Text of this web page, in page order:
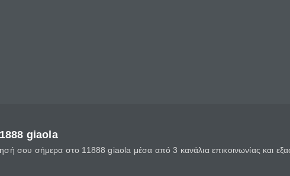
giaola
σου σήμερα στο 11888 giaola μέσα από 3 κανάλια επικοινωνίας και